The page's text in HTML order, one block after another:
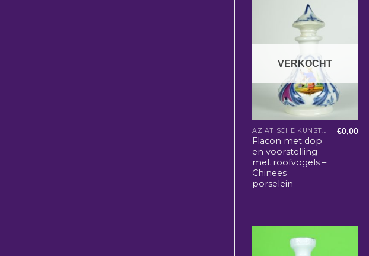
VERKOCHT
Flacon met dop
en voorstelling
met roofvogels –
Chinees
porselein
€0,00